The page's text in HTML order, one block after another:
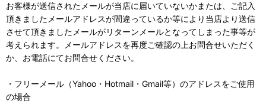
お客様が送信されたメールが当店に届いていないかまたは、ご記入
頂きましたメールアドレスが間違っているか等により当店より送信
させて頂きましたメールがリターンメールとなってしまった事等が
考えられます。メールアドレスを再度ご確認の上お問合せいただく
か、お電話にてお問合せください。
・フリーメール（Yahoo・Hotmail・Gmail等）のアドレスをご使用
の場合